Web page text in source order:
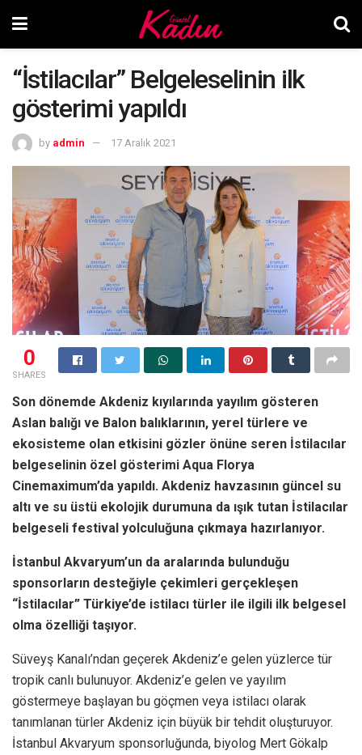
“İstilacılar” Belgeleselinin ilk
gösterimi yapıldı
by admin 17 Aralık 2021
0
SHARES
Son dönemde Akdeniz kıyılarında yayılım gösteren
Aslan balığı ve Balon balıklarının, yerel türlere ve
ekosisteme olan etkisini gözler önüne seren İstilacılar
belgeselinin özel gösterimi Aqua Florya
Cinemaximum’da yapıldı. Akdeniz havzasının güncel su
altı ve su üstü ekolojik durumuna da ışık tutan İstilacılar
belgeseli festival yolculuğuna çıkmaya hazırlanıyor.
İstanbul Akvaryum’un da aralarında bulunduğu
sponsorların desteğiyle çekimleri gerçekleşen
“İstilacılar” Türkiye’de istilacı türler ile ilgili ilk belgesel
olma özelliği taşıyor.
Süveyş Kanalı’ndan geçerek Akdeniz’e gelen yüzlerce tür
tropik canlı bulunuyor. Akdeniz’e gelen ve yayılım
göstermeye başlayan bu göçmen veya istilacı olarak
tanımlanan türler Akdeniz için büyük bir tehdit oluşturuyor.
İstanbul Akvaryum sponsorluğunda, biyolog Mert Gökalp